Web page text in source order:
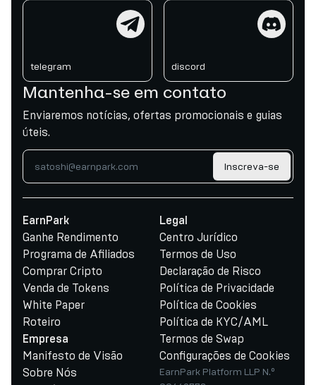
telegram discord
Mantenha-se em contato
Enviaremos notícias, ofertas promocionais e guias
úteis.
Inscreva-se
EarnPark
Ganhe Rendimento
Programa de Afiliados
Comprar Cripto
Venda de Tokens
White Paper
Roteiro
Empresa
Manifesto de Visão
Sobre Nós
Legal
Centro Jurídico
Termos de Uso
Declaração de Risco
Política de Privacidade
Política de Cookies
Política de KYC/AML
Termos de Swap
Configurações de Cookies
EarnPark Platform LLP N.º